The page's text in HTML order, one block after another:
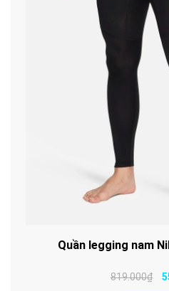
Quần legging nam
819.000₫